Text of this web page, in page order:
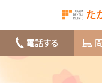
電話する